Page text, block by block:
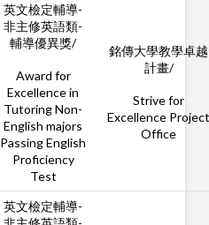
英文檢定輔導-
非主修英語類-
輔導優異獎/
Award for
Excellence in
Tutoring Non-
English majors
Passing English
Proficiency
Test
銘傳大學教學卓越
計畫/
Strive for
Excellence
Office
英文檢定輔導-